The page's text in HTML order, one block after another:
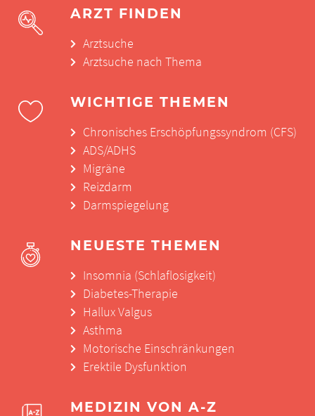
ARZT FINDEN
Arztsuche
Arztsuche nach Thema
WICHTIGE THEMEN
Chronisches Erschöpfungssyndrom (CFS)
ADS/ADHS
Migräne
Reizdarm
Darmspiegelung
NEUESTE THEMEN
Insomnia (Schlaflosigkeit)
Diabetes-Therapie
Hallux Valgus
Asthma
Motorische Einschränkungen
Erektile Dysfunktion
MEDIZIN VON A-Z